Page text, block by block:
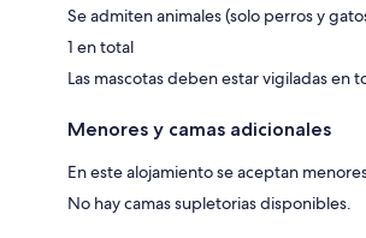
Se admiten animales (solo perros y
1 en total
Las mascotas deben estar vigiladas en
Menores y camas adicionales
En este alojamiento se aceptan
No hay camas supletorias disponibles.